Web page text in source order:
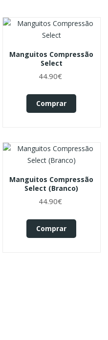
Manguitos Compressão
Select
44.90€
Comprar
Manguitos Compressão
Select (Branco)
44.90€
Comprar